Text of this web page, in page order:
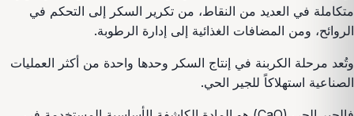
متكاملة في العديد من النقاط، من تكرير السكر إلى التحكم في
الروائح، ومن المضافات الغذائية إلى إدارة الرطوبة.
وتُعد مرحلة الكربنة في إنتاج السكر وحدها واحدة من أكثر العمليات
الصناعية استهلاكاً للجير الحي.